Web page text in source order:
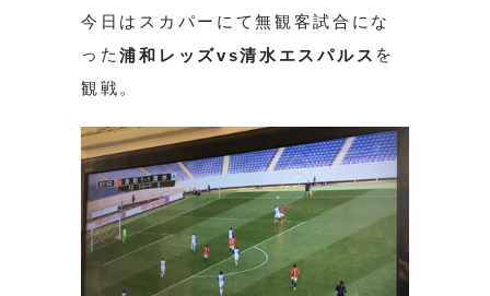
今日はスカパーにて無観客試合にな
った浦和レッズvs清水エスパルス を
観戦。